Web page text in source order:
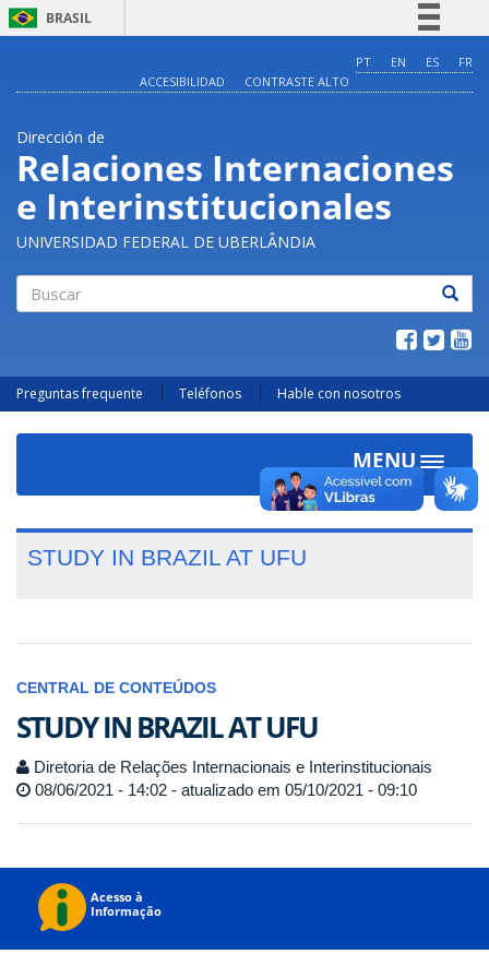
BRASIL
Comunica BR
Acesso à informação
Legislação
Canais
PT EN ES
FR
ACCESIBILIDAD
CONTRASTE ALTO
Dirección de
Relaciones Internaciones
e Interinstitucionales
UNIVERSIDAD FEDERAL DE UBERLÂNDIA
Preguntas frequente Teléfonos Hable con nosotros
MENU
Toggle
STUDY IN BRAZIL AT UFU
CENTRAL DE CONTEÚDOS
STUDY IN BRAZIL AT UFU
Diretoria de Relações Internacionais e Interinstitucionais
08/06/2021 - 14:02 - atualizado em 05/10/2021 - 09:10